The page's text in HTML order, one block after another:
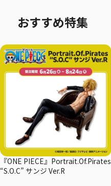
おすすめ特集
『ONE PIECE』Portrait.Of.Pirates
“S.O.C” サンジ Ver.R